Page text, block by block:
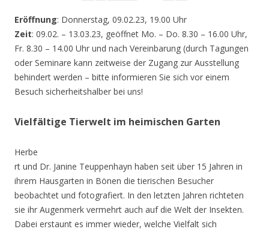
Eröffnung: Donnerstag, 09.02.23, 19.00 Uhr
Zeit: 09.02. – 13.03.23, geöffnet Mo. – Do. 8.30 – 16.00 Uhr,
Fr. 8.30 – 14.00 Uhr und nach Vereinbarung (durch Tagungen
oder Seminare kann zeitweise der Zugang zur Ausstellung
behindert werden – bitte informieren Sie sich vor einem
Besuch sicherheitshalber bei uns!
Vielfältige Tierwelt im heimischen Garten
Herbe
rt und Dr. Janine Teuppenhayn haben seit über 15 Jahren in
ihrem Hausgarten in Bönen die tierischen Besucher
beobachtet und fotografiert. In den letzten Jahren richteten
sie ihr Augenmerk vermehrt auch auf die Welt der Insekten.
Dabei erstaunt es immer wieder, welche Vielfalt sich